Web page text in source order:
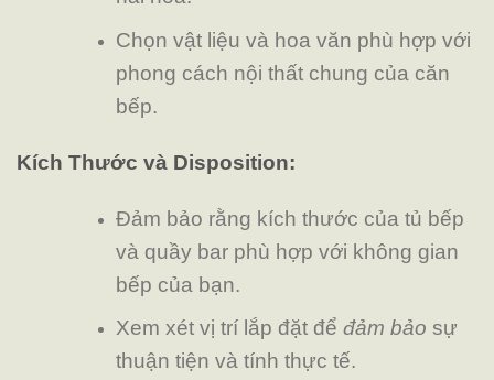
Chọn vật liệu và hoa văn phù hợp với
phong cách nội thất chung của căn
bếp.
Kích Thước và Disposition:
Đảm bảo rằng kích thước của tủ bếp
và quầy bar phù hợp với không gian
bếp của bạn.
Xem xét vị trí lắp đặt để đảm bảo sự
thuận tiện và tính thực tế.